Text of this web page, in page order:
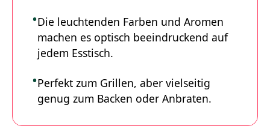
Die leuchtenden Farben und Aromen
machen es optisch beeindruckend auf
jedem Esstisch.
Perfekt zum Grillen, aber vielseitig
genug zum Backen oder Anbraten.